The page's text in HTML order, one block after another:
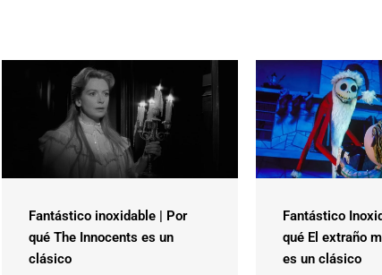
Fantástico inoxidable | Por
qué The Innocents es un
clásico
Fantástico
qué El extraño
es un clásico